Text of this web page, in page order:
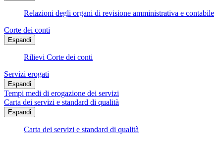
Relazioni degli organi di revisione amministrativa e contabile
Corte dei conti
Espandi
Rilievi Corte dei conti
Servizi erogati
Espandi
Tempi medi di erogazione dei servizi
Carta dei servizi e standard di qualità
Espandi
Carta dei servizi e standard di qualità